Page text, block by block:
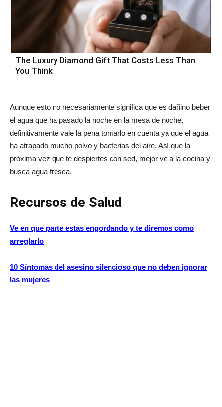
The Luxury Diamond Gift That Costs Less Than
You Think
Aunque esto no necesariamente significa que es dañino beber
el agua que ha pasado la noche en la mesa de noche,
definitivamente vale la pena tomarlo en cuenta ya que el agua
ha atrapado mucho polvo y bacterias del aire. Así que la
próxima vez que te despiertes con sed, mejor ve a la cocina y
busca agua fresca.
Recursos de Salud
Ve en que parte estas engordando y te diremos como
arreglarlo
10 Síntomas del asesino silencioso que no deben ignorar
las mujeres